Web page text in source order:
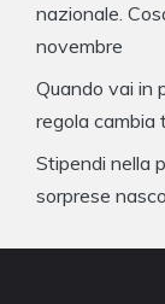
nazionale.
novembre
Quando vai in
regola cambia
Stipendi nella
sorprese